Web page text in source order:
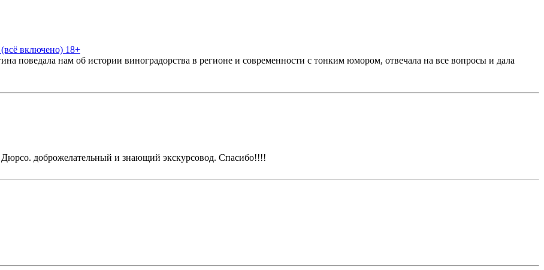
включено) 18+
поведала нам об истории виноградорства в регионе и современности с тонким юмором, отвечала на все вопросы и дала
Дюрсо. доброжелательный и знающий экскурсовод. Спасибо!!!!